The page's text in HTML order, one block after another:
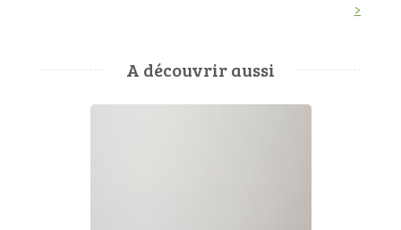
>
A découvrir aussi